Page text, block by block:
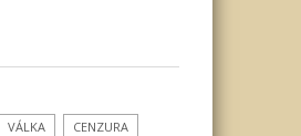
VÁLKA CENZURA